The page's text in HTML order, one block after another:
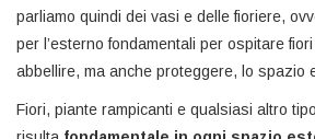
parliamo quindi dei vasi e delle fioriere,
per l’esterno fondamentali per ospitare
abbellire, ma anche proteggere, lo spazio
Fiori, piante rampicanti e qualsiasi altro